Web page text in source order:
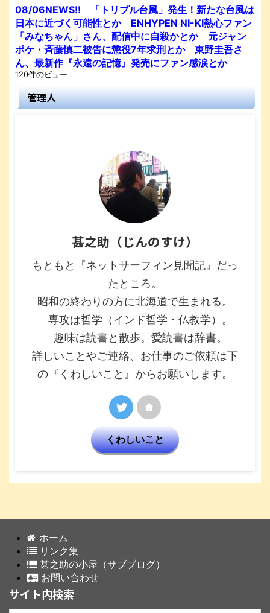
08/06NEWS!! 「トリプル台風」発生！新たな台風は
日本に近づく可能性とか ENHYPEN NI-KI熱心ファン
「みなちゃん」さん、配信中に自殺かとか 元ジャン
ポケ・斉藤慎二被告に懲役7年求刑とか 東野圭吾さ
ん、最新作『永遠の記憶』発売にファン感涙とか
120件のビュー
管理人
甚之助（じんのすけ）
もともと『ネットサーフィン見聞記』だっ
たところ。
昭和の終わりの方に北海道で生まれる。
専攻は哲学（インド哲学・仏教学）。
趣味は読書と散歩。愛読書は辞書。
詳しいことやご連絡、お仕事のご依頼は下
の『くわしいこと』からお願いします。
くわしいこと
ホーム
リンク集
甚之助の小屋（サブブログ）
お問い合わせ
サイト内検索